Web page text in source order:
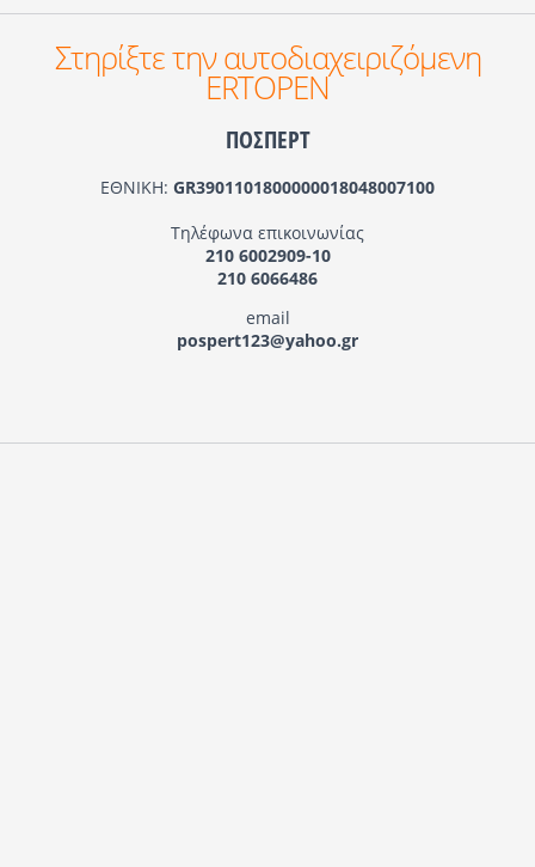
Στηρίξτε την αυτοδιαχειριζόμενη
ERTOPEN
ΠΟΣΠΕΡΤ
ΕΘΝΙΚΗ: GR3901101800000018048007100
Τηλέφωνα επικοινωνίας
210 6002909-10
210 6066486
email
pospert123@yahoo.gr